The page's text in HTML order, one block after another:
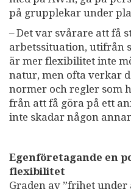
på grupplekar under
– Det var svårare att få
arbetssituation, utifrån
är mer flexibilitet inte
natur, men ofta verkar
normer och regler som
från att få göra på ett
inte skadar någon
Egenföretagande en
flexibilitet
Graden av ”frihet